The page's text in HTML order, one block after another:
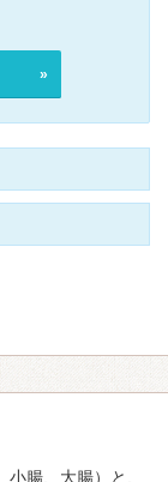
腸、大腸）と、